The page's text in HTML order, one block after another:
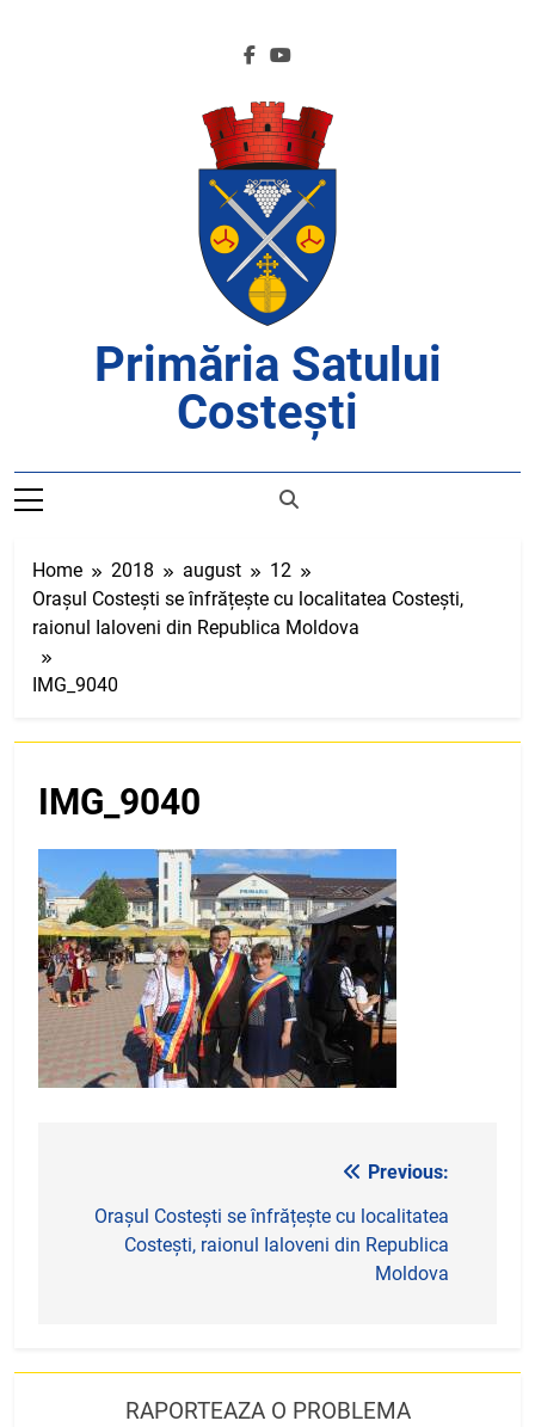
Primăria Satului
Costești
Home 2018 august
12
Orașul Costești se înfrățește cu localitatea Costești,
raionul Ialoveni din Republica Moldova
IMG_9040
IMG_9040
Previous:
Orașul Costești se înfrățește cu localitatea
Costești, raionul Ialoveni din Republica
Moldova
RAPORTEAZA O PROBLEMA